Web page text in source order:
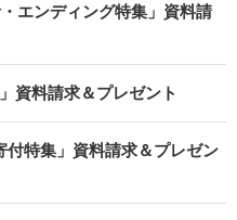
エンディング特集」資料請
資料請求＆プレゼント
特集」資料請求＆プレゼン